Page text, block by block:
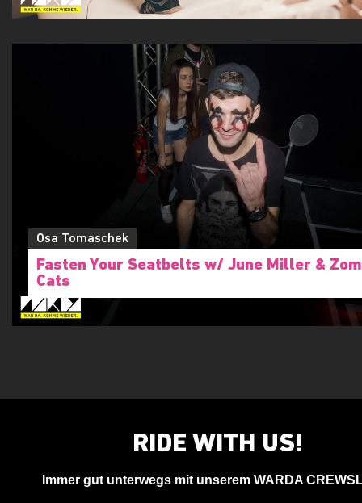
Osa Tomaschek
Fasten Your Seatbelts w/ June Miller &
Cats
RIDE WITH US!
Immer gut unterwegs mit unserem WARDA